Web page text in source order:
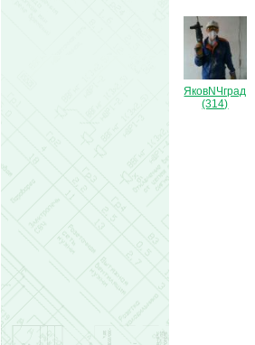
ЯковNЧград
(314)